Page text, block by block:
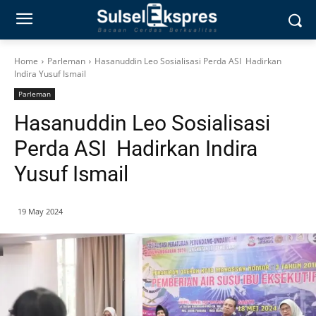
Home Parleman
Hasanuddin Leo Sosialisasi Perda ASI Hadirkan
Indira Yusuf Ismail
Parleman
Hasanuddin Leo Sosialisasi
Perda ASI Hadirkan Indira
Yusuf Ismail
19 May 2024